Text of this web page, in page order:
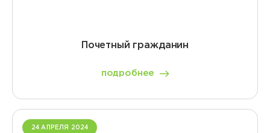
Почетный гражданин
подробнее
24 АПРЕЛЯ 2024